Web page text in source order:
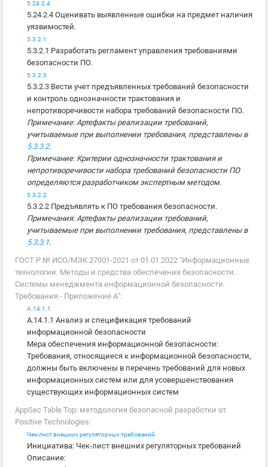
5.24.2.4
5.24.2.4 Оценивать выявленные ошибки на предмет наличия
уязвимостей.
5.3.2.1
5.3.2.1 Разработать регламент управления требованиями
безопасности ПО.
5.3.2.3
5.3.2.3 Вести учет предъявленных требований безопасности
и контроль однозначности трактования и
непротиворечивости набора требований безопасности ПО.
Примечание: Артефакты реализации требований,
учитываемые при выполнении требования, представлены в
5.3.3.2.
Примечание: Критерии однозначности трактования и
непротиворечивости набора требований безопасности ПО
определяются разработчиком экспертным методом.
5.3.2.2
5.3.2.2 Предъявлять к ПО требования безопасности.
Примечания: Артефакты реализации требований,
учитываемые при выполнении требования, представлены в
5.3.3.1.
ГОСТ Р № ИСО/МЭК 27001-2021 от 01.01.2022 "Информационные
технологии. Методы и средства обеспечения безопасности.
Системы менеджмента информационной безопасности.
Требования - Приложение А":
A.14.1.1
A.14.1.1 Анализ и спецификация требований
информационной безопасности
Мера обеспечения информационной безопасности:
Требования, относящиеся к информационной безопасности,
должны быть включены в перечень требований для новых
информационных систем или для усовершенствования
существующих информационных систем
AppSec Table Top: методология безопасной разработки от
Positive Technologies:
Чек-лист внешних регуляторных требований
Инициатива: Чек-лист внешних регуляторных требований
Описание: